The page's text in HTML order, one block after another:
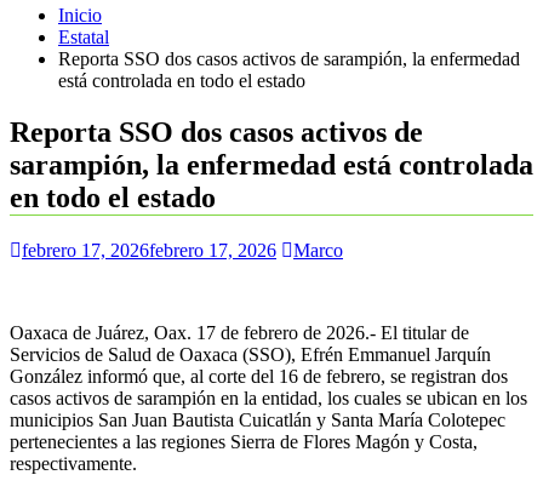
Inicio
Estatal
Reporta SSO dos casos activos de sarampión, la enfermedad
está controlada en todo el estado
Reporta SSO dos casos activos de
sarampión, la enfermedad está controlada
en todo el estado
febrero 17, 2026febrero 17, 2026 Marco
Oaxaca de Juárez, Oax. 17 de febrero de 2026.- El titular de
Servicios de Salud de Oaxaca (SSO), Efrén Emmanuel Jarquín
González informó que, al corte del 16 de febrero, se registran dos
casos activos de sarampión en la entidad, los cuales se ubican en los
municipios San Juan Bautista Cuicatlán y Santa María Colotepec
pertenecientes a las regiones Sierra de Flores Magón y Costa,
respectivamente.